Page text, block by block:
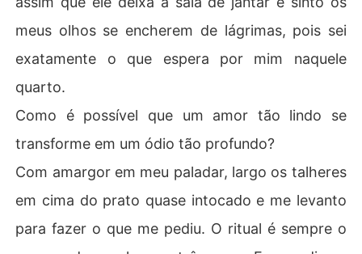
meus olhos se encherem de lágrimas, pois sei
exatamente o que espera por mim naquele
quarto.
Como é possível que um amor tão lindo se
transforme em um ódio tão profundo?
Com amargor em meu paladar, largo os talheres
em cima do prato quase intocado e me levanto
para fazer o que me pediu. O ritual é sempre o